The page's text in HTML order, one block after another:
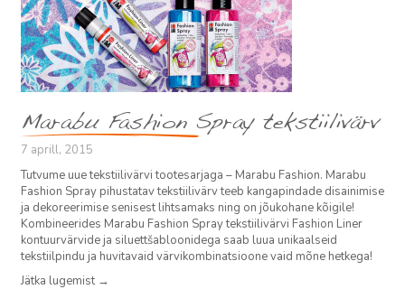
Marabu Fashion Spray tekstiilivärv
7 aprill, 2015
Tutvume uue tekstiilivärvi tootesarjaga – Marabu Fashion. Marabu
Fashion Spray pihustatav tekstiilivärv teeb kangapindade disainimise
ja dekoreerimise senisest lihtsamaks ning on jõukohane kõigile!
Kombineerides Marabu Fashion Spray tekstiilivärvi Fashion Liner
kontuurvärvide ja siluettšabloonidega saab luua unikaalseid
tekstiilpindu ja huvitavaid värvikombinatsioone vaid mõne hetkega!
Jätka lugemist →